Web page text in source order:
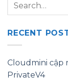
RECENT
Cloudmini cập
PrivateV4